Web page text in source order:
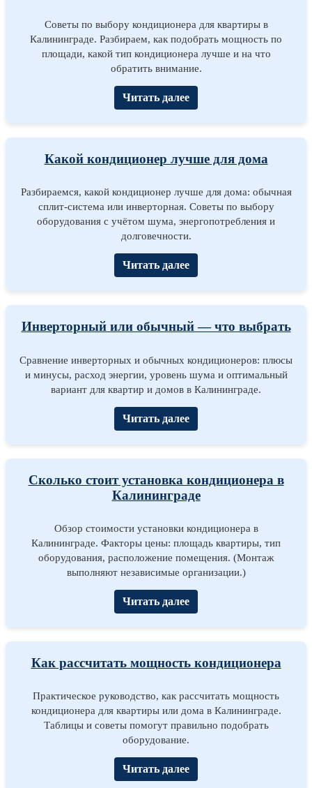
Советы по выбору кондиционера для квартиры в
Калининграде. Разбираем, как подобрать мощность по
площади, какой тип кондиционера лучше и на что
обратить внимание.
Читать далее
Какой кондиционер лучше для дома
Разбираемся, какой кондиционер лучше для дома: обычная
сплит-система или инверторная. Советы по выбору
оборудования с учётом шума, энергопотребления и
долговечности.
Читать далее
Инверторный или обычный — что выбрать
Сравнение инверторных и обычных кондиционеров: плюсы
и минусы, расход энергии, уровень шума и оптимальный
вариант для квартир и домов в Калининграде.
Читать далее
Сколько стоит установка кондиционера в
Калининграде
Обзор стоимости установки кондиционера в
Калининграде. Факторы цены: площадь квартиры, тип
оборудования, расположение помещения. (Монтаж
выполняют независимые организации.)
Читать далее
Как рассчитать мощность кондиционера
Практическое руководство, как рассчитать мощность
кондиционера для квартиры или дома в Калининграде.
Таблицы и советы помогут правильно подобрать
оборудование.
Читать далее